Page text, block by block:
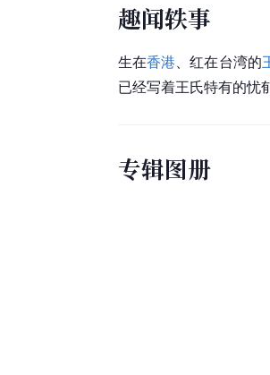
趣闻轶事
生在香港 、红在台湾的
已经写着王氏特有的忧
专辑图册